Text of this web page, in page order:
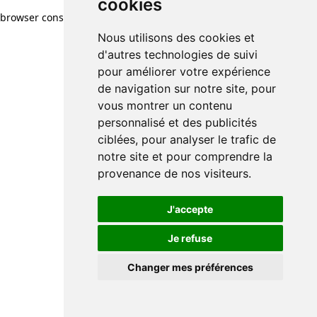
cookies
Nous utilisons des cookies et
d'autres technologies de suivi
pour améliorer votre expérience
de navigation sur notre site, pour
vous montrer un contenu
personnalisé et des publicités
ciblées, pour analyser le trafic de
notre site et pour comprendre la
provenance de nos visiteurs.
J'accepte
Je refuse
Changer mes préférences
browser console for more information)